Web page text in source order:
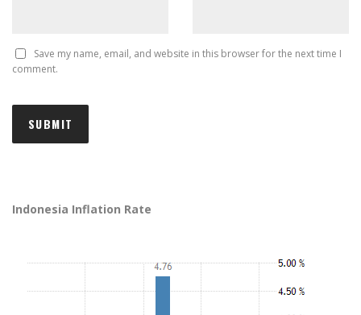
Save my name, email, and website in this browser for the next time I
comment.
Indonesia Inflation Rate